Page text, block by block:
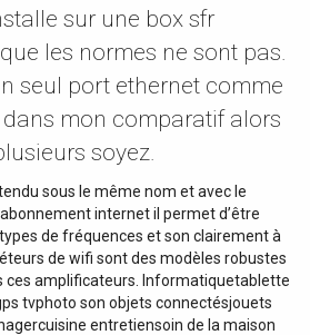
sur une box sfr
les normes ne sont pas.
seul port ethernet comme
dans mon comparatif alors
soyez.
sous le même nom et avec le
internet il permet d’être
de fréquences et son clairement à
de wifi sont des modèles robustes
ces amplificateurs. Informatiquetablette
tvphoto son objets connectésjouets
entretiensoin de la maison